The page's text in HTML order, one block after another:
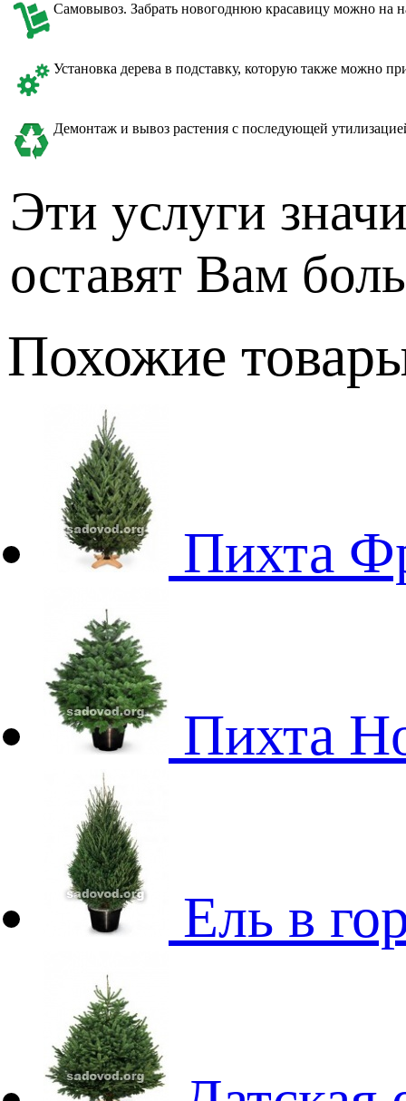
Самовывоз. Забрать новогоднюю красавицу можно на
Установка дерева в подставку, которую также можно
Демонтаж и вывоз растения с последующей
Эти услуги
оставят Вам
Похожие
Пихта
Пихта
Ель в